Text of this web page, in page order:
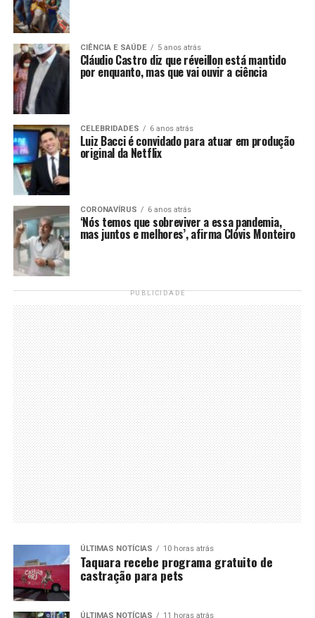
CIÊNCIA E SAÚDE 5 anos atrás
Cláudio Castro diz que réveillon está mantido
por enquanto, mas que vai ouvir a ciência
CELEBRIDADES 6 anos atrás
Luiz Bacci é convidado para atuar em produção
original da Netflix
CORONAVÍRUS 6 anos atrás
‘Nós temos que sobreviver a essa pandemia,
mas juntos e melhores’, afirma Clóvis Monteiro
PUBLICIDADE
ÚLTIMAS NOTÍCIAS 10 horas atrás
Taquara recebe programa gratuito de
castração para pets
ÚLTIMAS NOTÍCIAS 11 horas atrás